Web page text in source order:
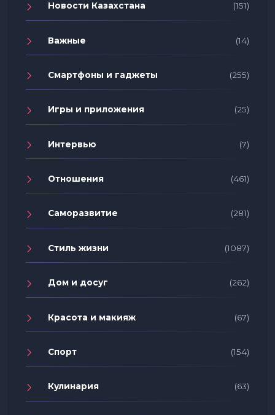
Новости Казахстана (151)
Важные (14)
Смартфоны и гаджеты (255)
Игры и приложения (25)
Интервью (7)
Отношения (461)
Саморазвитие (281)
Стиль жизни (1087)
Дом и досуг (262)
Красота и макияж (67)
Спорт (154)
Кулинария (63)